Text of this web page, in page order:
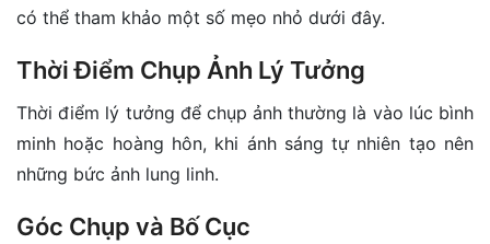
có thể tham khảo một số mẹo nhỏ dưới đây.
Thời Điểm Chụp Ảnh Lý Tưởng
Thời điểm lý tưởng để chụp ảnh thường là vào lúc bình
minh hoặc hoàng hôn, khi ánh sáng tự nhiên tạo nên
những bức ảnh lung linh.
Góc Chụp và Bố Cục